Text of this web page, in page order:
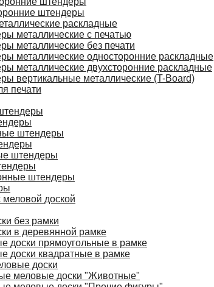
штендеры
раскладные
металлические с печатью
металлические без печати
металлические односторонние раскладные
металлические двухсторонние раскладные
вертикальные металлические (T-Board)
печати
штендеры
штендеры
штендеры
доской
без рамки
в деревянной рамке
доски прямоугольные в рамке
доски квадратные в рамке
доски
меловые доски "Животные"